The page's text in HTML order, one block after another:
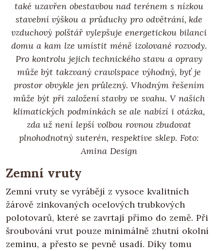
také uzavřen obestavbou nad terénem s nízkou
stavební výškou a průduchy pro odvětrání, kde
vzduchový polštář vylepšuje energetickou bilanci
domu a kam lze umístit méně izolované rozvody.
Pro kontrolu jejich technického stavu a opravy
může být takzvaný crawlspace výhodný, byť je
prostor obvykle jen průlezný. Vhodným řešením
může být při založení stavby ve svahu. V našich
klimatických podmínkách se ale nabízí i otázka,
zda už není lepší volbou rovnou zbudovat
plnohodnotný suterén, respektive sklep. Foto:
Amina Design
Zemní vruty
Zemní vruty se vyrábějí z vysoce kvalitních
žárově zinkovaných ocelových trubkových
polotovarů, které se zavrtají přímo do země. Při
šroubování vrut pouze minimálně zhutní okolní
zeminu, a přesto se pevně usadí. Díky tomu